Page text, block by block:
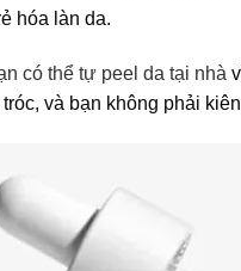
hóa làn da.
có thể tự peel da tại nhà
và bạn không phải